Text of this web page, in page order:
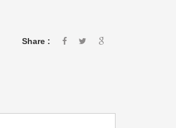
Share :